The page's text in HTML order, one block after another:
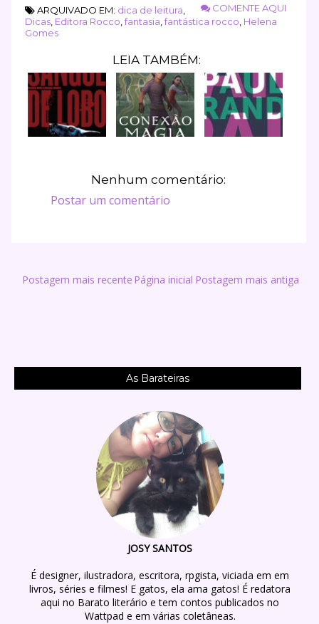
COMENTE AQUI
ARQUIVADO EM: dica de leitura
Dicas, Editora Rocco fantasia fantástica rocco Helena
Gomes
LEIA TAMBÉM:
Nenhum comentário:
Postar um comentário
Postagem mais recente Postagem mais antiga
Página inicial
As Barateiras
JOSY SANTOS
É designer, ilustradora, escritora, rpgista, viciada em em
livros, séries e filmes! E gatos, ela ama gatos! É redatora
aqui no Barato literário e tem contos publicados no
Wattpad e em várias coletâneas.